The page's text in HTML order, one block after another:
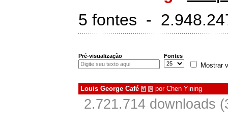
5 fontes -
Pré-visualização Fontes
Mostrar
Louis George Café à € por Chen Yining
2.721.714 downloads